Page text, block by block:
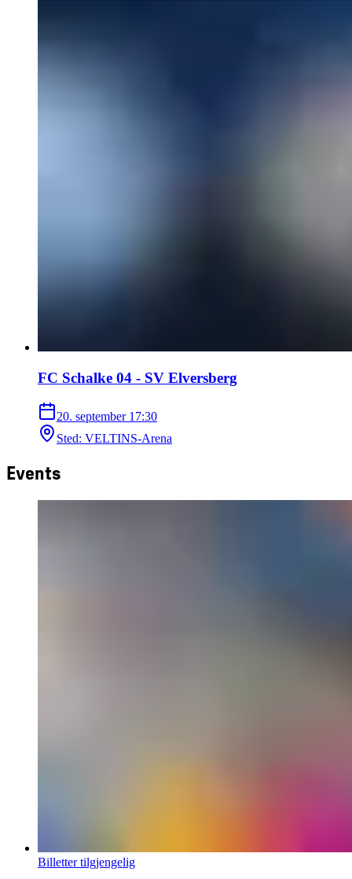
FC Schalke 04 - SV Elversberg
20. september 17:30
Sted: VELTINS-Arena
Events
Billetter tilgjengelig